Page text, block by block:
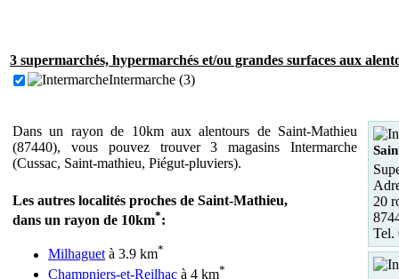
3 supermarchés, hypermarchés et/ou grandes surfaces aux
Intermarche (3)
Dans un rayon de 10km aux alentours de Saint-Mathieu
(87440), vous pouvez trouver 3 magasins Intermarche
(Cussac, Saint-mathieu, Piégut-pluviers).
Les autres localités proches de Saint-Mathieu,
dans un rayon de 10km*:
Milhaguetà 3.9 km*
Champniers-et-Reilhac à 4 km*
20
Tel.